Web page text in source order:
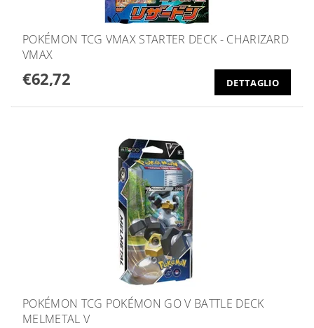
POKÉMON TCG VMAX STARTER DECK - CHARIZARD
VMAX
€62,72 DETTAGLIO
POKÉMON TCG POKÉMON GO V BATTLE DECK
MELMETAL V